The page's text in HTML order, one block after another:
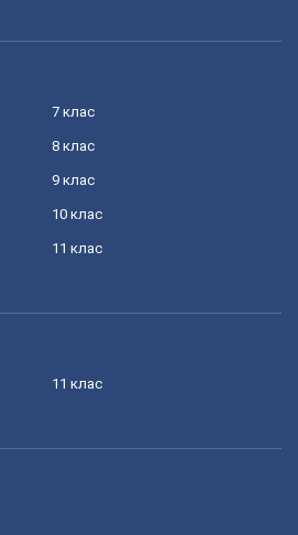
7 клас
8 клас
9 клас
10 клас
11 клас
11 клас